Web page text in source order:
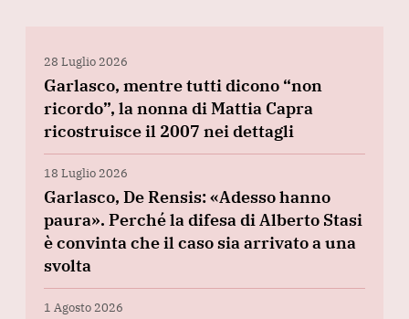
28 Luglio 2026
Garlasco, mentre tutti dicono “non
ricordo”, la nonna di Mattia Capra
ricostruisce il 2007 nei dettagli
18 Luglio 2026
Garlasco, De Rensis: «Adesso hanno
paura». Perché la difesa di Alberto Stasi
è convinta che il caso sia arrivato a una
svolta
1 Agosto 2026